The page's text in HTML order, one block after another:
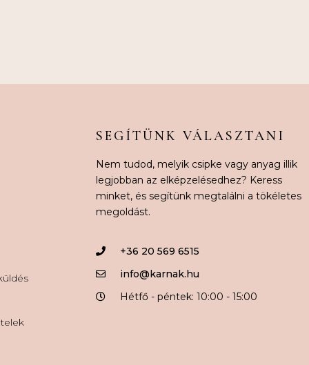
SEGÍTÜNK VÁLASZTANI
Nem tudod, melyik csipke vagy anyag illik
legjobban az elképzelésedhez? Keress
minket, és segítünk megtalálni a tökéletes
megoldást.
+36 20 569 6515
info@karnak.hu
Hétfő - péntek: 10:00 - 15:00